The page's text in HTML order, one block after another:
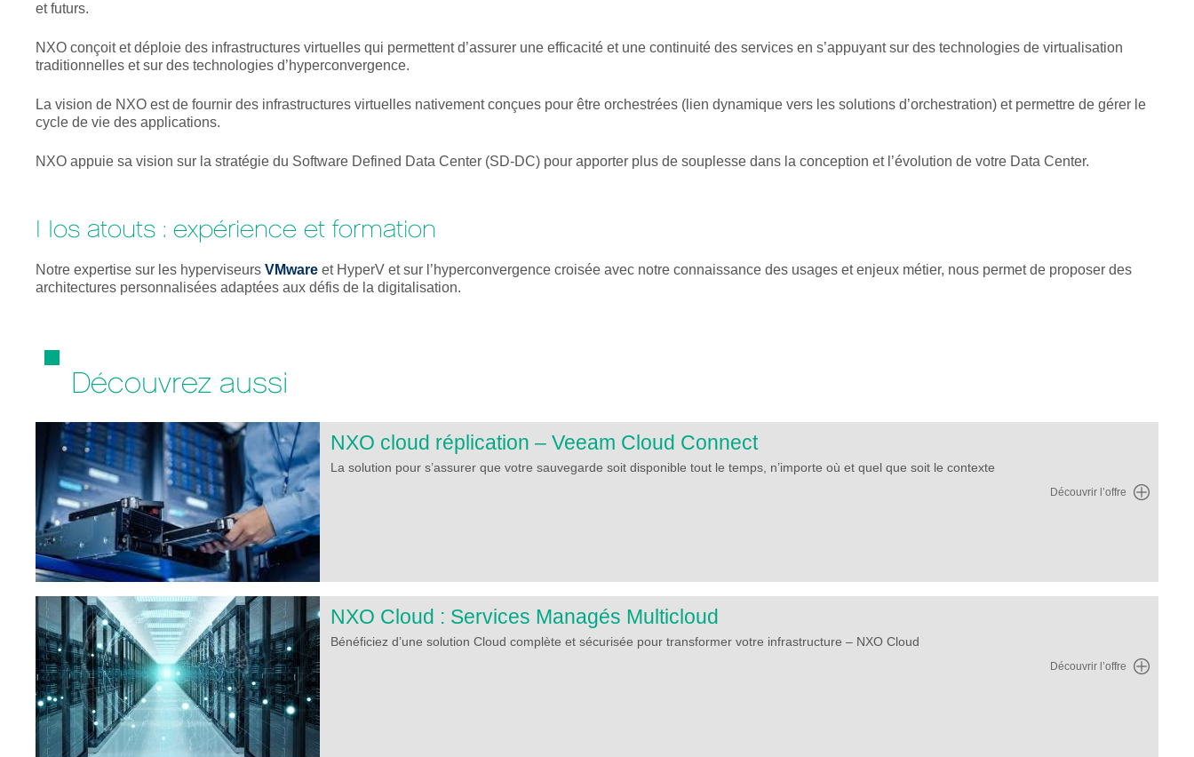
et futurs.
NXO conçoit et déploie des infrastructures virtuelles qui permettent d’assurer une efficacité et une continuité des services en s’appuyant sur des technologies de virtualisation
traditionnelles et sur des technologies d’hyperconvergence.
La vision de NXO est de fournir des infrastructures virtuelles nativement conçues pour être orchestrées (lien dynamique vers les solutions d’orchestration) et permettre de gérer le
cycle de vie des applications.
NXO appuie sa vision sur la stratégie du Software Defined Data Center (SD-DC) pour apporter plus de souplesse dans la conception et l’évolution de votre Data Center.
Nos atouts : expérience et formation
Notre expertise sur les hyperviseursVMware et HyperV et sur l’hyperconvergence croisée avec notre connaissance des usages et enjeux métier, nous permet de proposer des
architectures personnalisées adaptées aux défis de la digitalisation.
Découvrez aussi
NXO cloud réplication – Veeam Cloud Connect
La solution pour s’assurer que votre sauvegarde soit disponible tout le temps, n’importe où et quel que soit le contexte
Découvrir l’offre
NXO Cloud : Services Managés Multicloud
Bénéficiez d’une solution Cloud complète et sécurisée pour transformer votre infrastructure – NXO Cloud
Découvrir l’offre